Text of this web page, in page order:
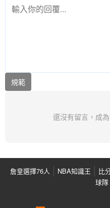
規範
還沒有留言，成
詹皇選擇76人 NBA知識王 比
球隊